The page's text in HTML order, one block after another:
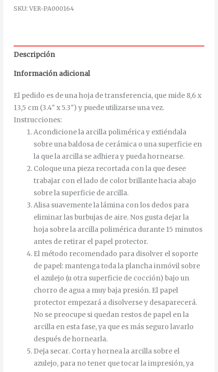
SKU: VER-PA000164
Descripción
Información adicional
El pedido es de una hoja de transferencia, que mide 8,6 x
13,5 cm (3.4″ x 5.3″) y puede utilizarse una vez.
Instrucciones:
Acondicione la arcilla polimérica y extiéndala
sobre una baldosa de cerámica o una superficie en
la que la arcilla se adhiera y pueda hornearse.
Coloque una pieza recortada con la que desee
trabajar con el lado de color brillante hacia abajo
sobre la superficie de arcilla.
Alisa suavementelalámina conlos dedos para
eliminarlasburbujas de aire. Nos gusta dejar la
hoja sobre la arcilla polimérica durante 15 minutos
antes de retirar el papel protector.
El método recomendado para disolver el soporte
de papel: mantenga toda la plancha inmóvil sobre
el azulejo (u otra superficie de cocción) bajo un
chorro de agua a muy baja presión. El papel
protector empezará a disolversey desaparecerá.
No se preocupe si quedan restos de papel en la
arcilla en esta fase, ya que es más seguro lavarlo
después de hornearla.
Deja secar. Cortayhorneala arcilla sobre el
azulejo, para no tener quetocarlaimpresión,ya